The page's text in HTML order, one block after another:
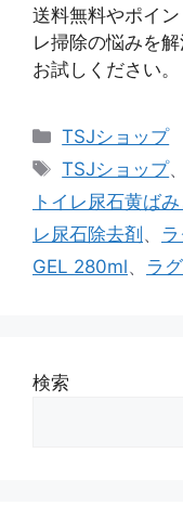
送料無料やポイ
レ掃除の悩みを
お試しください。
カ
テ
リ
ー
TSJショップ
タ
グ
TSJショップ
トイレ尿石黄ば
レ尿石除去剤、
GEL 280ml、 ラ
検索